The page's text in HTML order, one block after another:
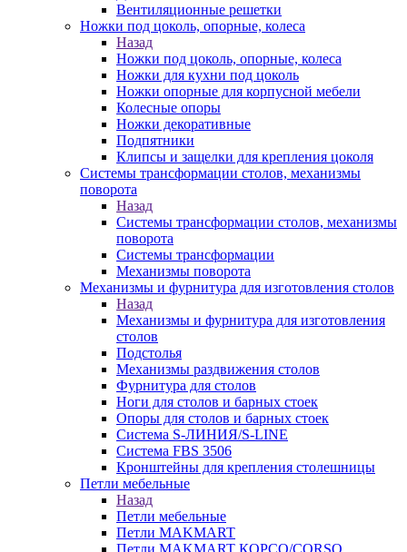
Вентиляционные решетки
Ножки под цоколь, опорные, колеса
Назад
Ножки под цоколь, опорные, колеса
Ножки для кухни под цоколь
Ножки опорные для корпусной мебели
Колесные опоры
Ножки декоративные
Подпятники
Клипсы и защелки для крепления цоколя
Системы трансформации столов, механизмы
поворота
Назад
Системы трансформации столов, механизмы
поворота
Системы трансформации
Механизмы поворота
Механизмы и фурнитура для изготовления столов
Назад
Механизмы и фурнитура для изготовления
столов
Подстолья
Механизмы раздвижения столов
Фурнитура для столов
Ноги для столов и барных стоек
Опоры для столов и барных стоек
Система S-ЛИНИЯ/S-LINE
Система FBS 3506
Кронштейны для крепления столешницы
Петли мебельные
Назад
Петли мебельные
Петли MAKMART
Петли MAKMART КОРСО/CORSO